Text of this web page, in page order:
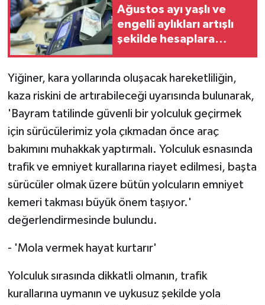
Ağustos ayı yaşlı ve
engelli aylıkları artışlı
şekilde hesaplara
Yiğiner, kara yollarında oluşacak hareketliliğin,
kaza riskini de artırabileceği uyarısında bulunarak,
'Bayram tatilinde güvenli bir yolculuk geçirmek
için sürücülerimiz yola çıkmadan önce araç
bakımını muhakkak yaptırmalı. Yolculuk esnasında
trafik ve emniyet kurallarına riayet edilmesi, başta
sürücüler olmak üzere bütün yolcuların emniyet
kemeri takması büyük önem taşıyor.'
değerlendirmesinde bulundu.
- 'Mola vermek hayat kurtarır'
Yolculuk sırasında dikkatli olmanın, trafik
kurallarına uymanın ve uykusuz şekilde yola